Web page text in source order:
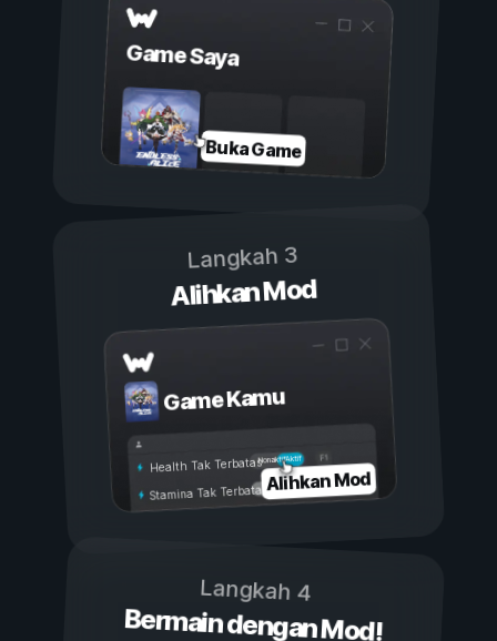
Game Saya
Buka Game
Langkah 3
Alihkan Mod
Game Kamu
Aktif
Nonaktif
Health Tak Terbatas
Stamina Tak TerbatasAlihkan Mod
Langkah 4
Bermain dengan Mod!